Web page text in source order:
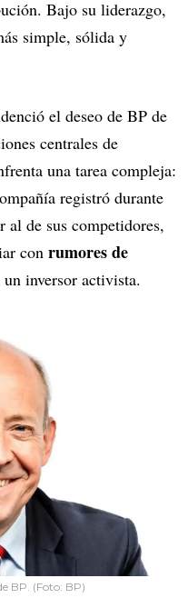
Bajo su liderazgo,
simple, sólida y
el deseo de BP de
centrales de
una tarea compleja:
registró durante
al de sus competidores,
con rumores de
inversor activista.
BP. (Foto: BP)